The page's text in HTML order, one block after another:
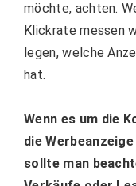
möchte, achten.
Klickrate messen
legen, welche
hat.
Wenn es um die
die
sollte man